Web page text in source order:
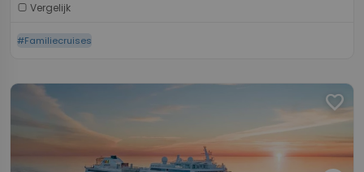
Vergelijk
#Familiecruises
favorite